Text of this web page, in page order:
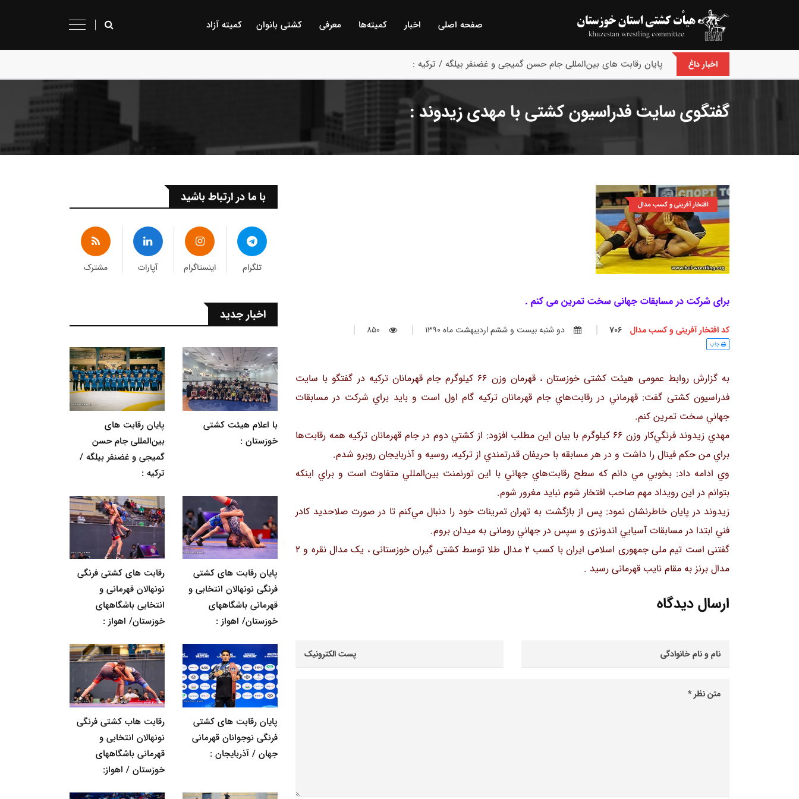
صفحه اصلی اخبار كمیته‌ها معرفی كشتی بانوان کمیته آزاد
اخبار داغ پایان رقابت های بین‌المللی جام حسن گمیجی و غضنفر بیلگه / ترکیه :
گفتگوی سایت فدراسیون کشتی با مهدی زیدوند :
افتخار آفرینی و کسب مدال
برای شرکت در مسابقات جهانی سخت تمرین می کنم .
کد افتخار آفرینی و کسب مدال دو شنبه بيست و ششم ارديبهشت ماه 1390 850
چاپ
به گزارش روابط عمومی هیئت کشتی خوزستان ، قهرمان وزن 66 كيلوگرم جام قهرمانان تركيه در گفتگو با سایت
فدراسیون کشتی گفت: قهرماني در رقابت‌هاي جام قهرمانان تركيه گام اول است و بايد براي شركت در مسابقات
جهاني سخت‌ تمرين كنم.
مهدي زيدوند فرنگي‌كار وزن 66 كيلوگرم با بيان اين مطلب افزود: از كشتي دوم در جام قهرمانان تركيه همه رقابت‌ها
براي من حكم فينال را داشت و در هر مسابقه با حريفان قدرتمندي از تركيه، روسيه و آذربايجان روبرو شدم.
وي ادامه داد: بخوبي مي دانم كه سطح رقابت‌هاي جهاني با اين تورنمنت بين‌المللي متفاوت است و براي اينكه
بتوانم در اين رويداد مهم صاحب افتخار شوم نبايد مغرور شوم.
زيدوند در پايان خاطرنشان نمود: پس از بازگشت به تهران تمرينات خود را دنبال مي‌كنم تا در صورت صلاحديد كادر
فني ابتدا در مسابقات آسيايي اندونزی و سپس در جهاني رومانی به ميدان بروم.
گفتنی است تیم ملی جمهوری اسلامی ایران با کسب 2 مدال طلا توسط کشتی گیران خوزستانی ، یک مدال نقره و 2
مدال برنز به مقام نایب قهرمانی رسید .
ارسال دیدگاه
با ما در ارتباط باشید
تلگرام اینستاگرام آپارات مشترک
اخبار جدید
با اعلام هیئت کشتی
خوزستان :
پایان رقابت های
بین‌المللی جام حسن
گمیجی و غضنفر بیلگه /
ترکیه :
پایان رقابت های کشتی
فرنگی نونهالان انتخابی و
قهرمانی باشگاههای
خوزستان/ اهواز :
رقابت های کشتی فرنگی
نونهالان قهرمانی و
انتخابی باشگاههای
خوزستان/ اهواز :
پایان رقابت های کشتی
فرنگی نوجوانان قهرمانی
جهان / آذربایجان :
رقابت هاب کشتی فرنگی
نونهالان انتخابی و
قهرمانی باشگاههای
خوزستان / اهواز: